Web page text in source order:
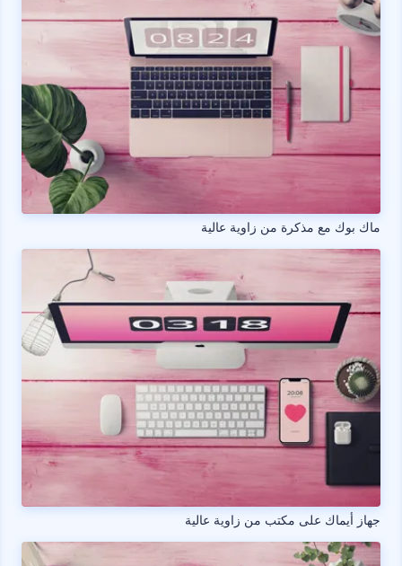
ماك بوك مع مذكرة من زاوية عالية
جهاز أيماك على مكتب من زاوية عالية